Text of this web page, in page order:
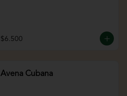
$6.500
Avena Cubana